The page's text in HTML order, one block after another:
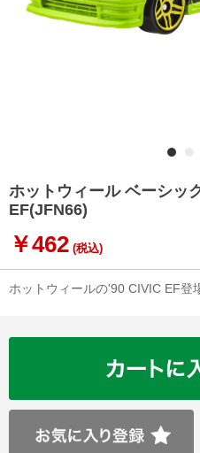
ホットウィール ベーシッ
EF(JFN66)
￥462 (税込)
ホットウィールの'90 CIVIC EF登